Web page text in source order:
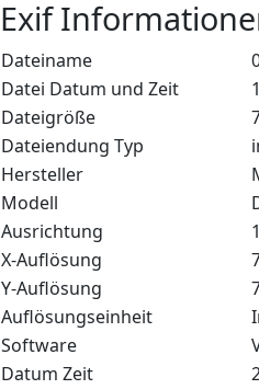
Exif
Dateiname
Datei Datum und Zeit
Dateigröße
Dateiendung Typ
Hersteller
Modell
Ausrichtung
1
X-Auflösung
Y-Auflösung
Auflösungseinheit
Software
Datum Zeit